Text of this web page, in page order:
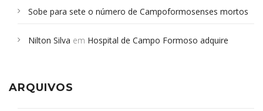
Sobe para sete o número de Campoformosenses mortos
Campoformosenses que morreram em desabamentos são
Nilton Silva em Hospital de Campo Formoso adquire
ARQUIVOS